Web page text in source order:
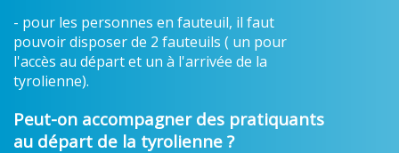
- pour les personnes en fauteuil, il faut
pouvoir disposer de 2 fauteuils ( un pour
l'accès au départ et un à l'arrivée de la
tyrolienne).
Peut-on accompagner des pratiquants
au départ de la tyrolienne ?